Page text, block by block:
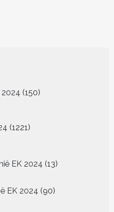
150
producten
1221
producten
EK 2024 1313
EK 2024 9090